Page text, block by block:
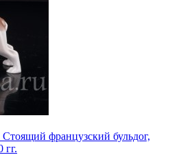
французский бульдог,
гг.